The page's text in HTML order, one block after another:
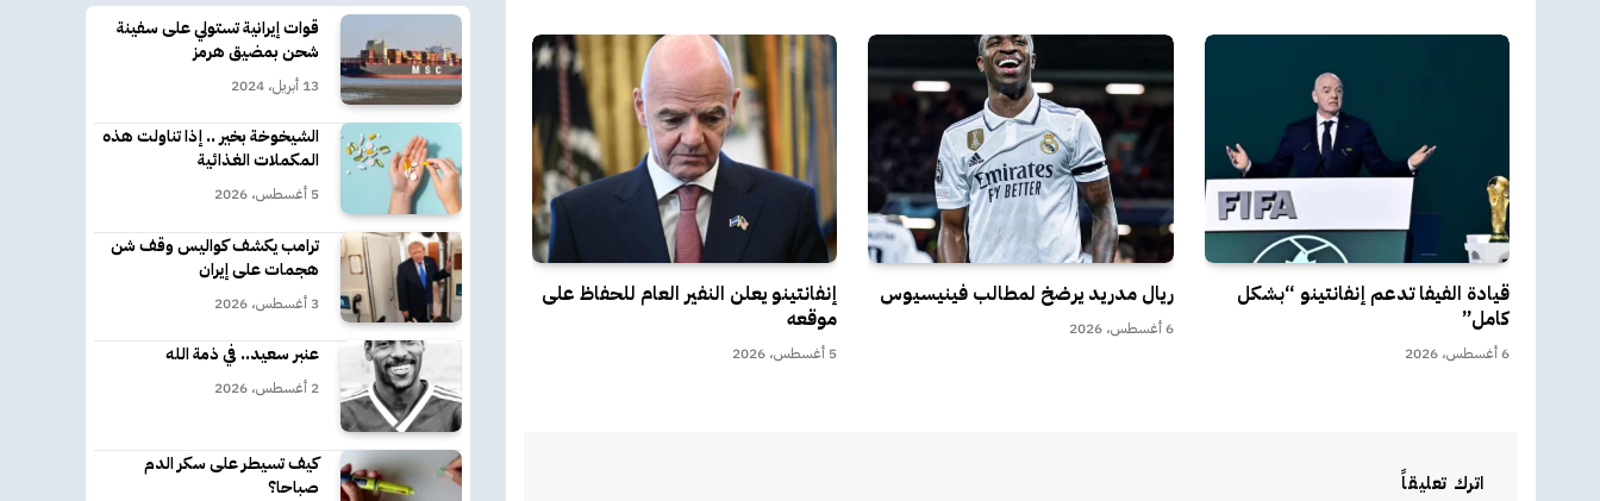
قيادة الفيفا تدعم إنفانتينو “بشكل
كامل”
6 أغسطس، 2026
ريال مدريد يرضخ لمطالب فينيسيوس
6 أغسطس، 2026
إنفانتينو يعلن النفير العام للحفاظ على
موقعه
5 أغسطس، 2026
اترك تعليقاً
قوات إيرانية تستولي على سفينة
شحن بمضيق هرمز
13 أبريل، 2024
الشيخوخة بخير .. إذا تناولت هذه
المكملات الغذائية
5 أغسطس، 2026
ترامب يكشف كواليس وقف شن
هجمات على إيران
3 أغسطس، 2026
عنبر سعيد.. في ذمة الله
2 أغسطس، 2026
كيف تسيطر على سكر الدم
صباحا؟